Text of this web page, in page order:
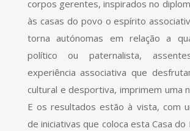
corpos gerentes, inspirados no
às casas do povo o espírito
torna autónomas em relação a
político ou paternalista,
experiência associativa que
cultural e desportiva, imprimem uma
E os resultados estão à vista, com
de iniciativas que coloca esta Casa